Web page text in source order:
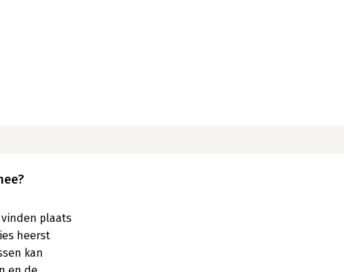
vinden plaats
heerst
kan